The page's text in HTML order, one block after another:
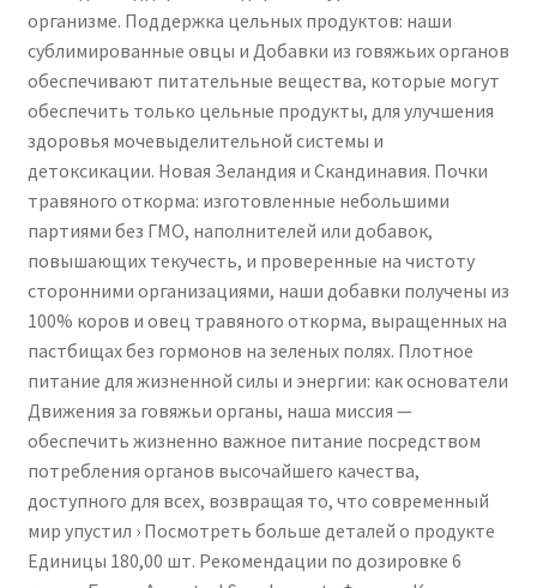
GMO,
180
Capsules
организме. Поддержка цельных продуктов: наши
сублимированные овцы и Добавки из говяжьих органов
обеспечивают питательные вещества, которые могут
обеспечить только цельные продукты, для улучшения
здоровья мочевыделительной системы и
детоксикации. Новая Зеландия и Скандинавия. Почки
травяного откорма: изготовленные небольшими
партиями без ГМО, наполнителей или добавок,
повышающих текучесть, и проверенные на чистоту
сторонними организациями, наши добавки получены из
100% коров и овец травяного откорма, выращенных на
пастбищах без гормонов на зеленых полях. Плотное
питание для жизненной силы и энергии: как основатели
Движения за говяжьи органы, наша миссия —
обеспечить жизненно важное питание посредством
потребления органов высочайшего качества,
доступного для всех, возвращая то, что современный
мир упустил › Посмотреть больше деталей о продукте
Единицы ‎180,00 шт. Рекомендации по дозировке ‎6